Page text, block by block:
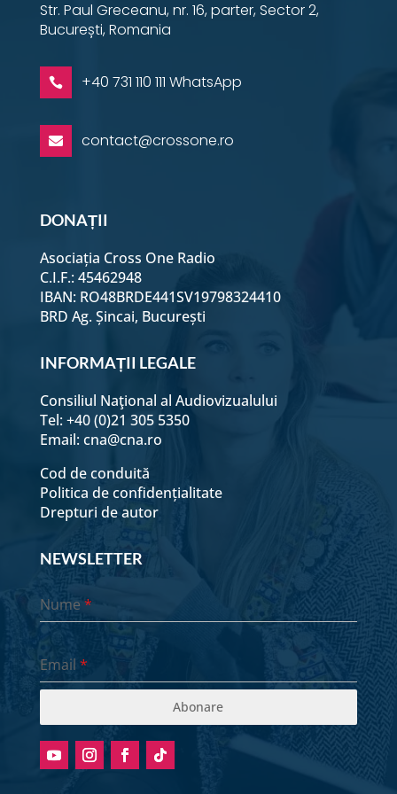
Str. Paul Greceanu, nr. 16, parter, Sector 2,
București, Romania
 +40 731 110 111 WhatsApp
 contact@crossone.ro
DONAȚII
Asociația Cross One Radio
C.I.F.: 45462948
IBAN: RO48BRDE441SV19798324410
BRD Ag. Șincai, București
INFORMAȚII LEGALE
Consiliul Naţional al Audiovizualului
Tel: +40 (0)21 305 5350
Email: cna@cna.ro
Cod de conduită
Politica de confidențialitate
Drepturi de autor
NEWSLETTER
Nume*
Email *
Abonare